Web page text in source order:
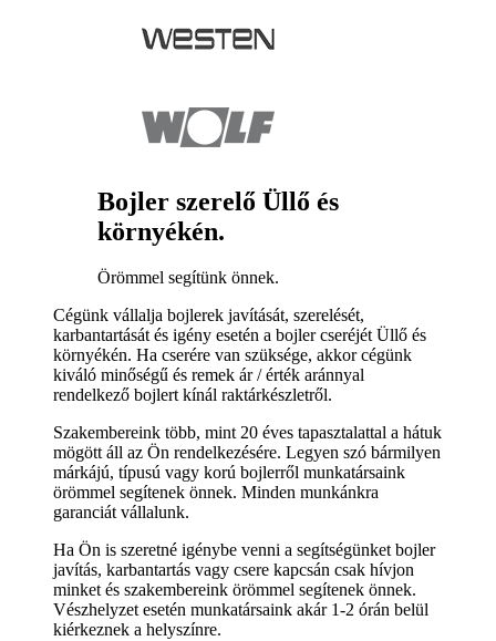
Bojler szerelő Üllő és
környékén.
Örömmel segítünk önnek.
Cégünk vállalja bojlerek javítását, szerelését,
karbantartását és igény esetén a bojler cseréjét Üllő és
környékén. Ha cserére van szüksége, akkor cégünk
kiváló minőségű és remek ár / érték aránnyal
rendelkező bojlert kínál raktárkészletről.
Szakembereink több, mint 20 éves tapasztalattal a hátuk
mögött áll az Ön rendelkezésére. Legyen szó bármilyen
márkájú, típusú vagy korú bojlerről munkatársaink
örömmel segítenek önnek. Minden munkánkra
garanciát vállalunk.
Ha Ön is szeretné igénybe venni a segítségünket bojler
javítás, karbantartás vagy csere kapcsán csak hívjon
minket és szakembereink örömmel segítenek önnek.
Vészhelyzet esetén munkatársaink akár 1-2 órán belül
kiérkeznek a helyszínre.